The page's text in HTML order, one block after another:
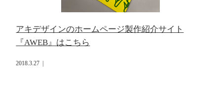
アキデザインのホームページ製作紹介サイト
『AWEB』はこちら
2018.3.27